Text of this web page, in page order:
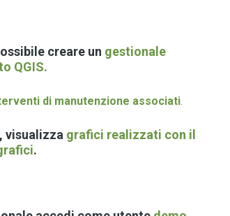
creare un gestionale
QGIS.
di manutenzione associati.
, visualizza grafici realizzati con il
.